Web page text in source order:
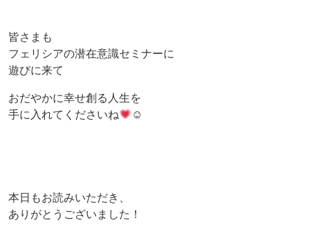
皆さまも
フェリシアの潜在意識セミナーに
遊びに来て
おだやかに幸せ創る人生を
手に入れてくださいね
☺
本日もお読みいただき、
ありがとうございました！